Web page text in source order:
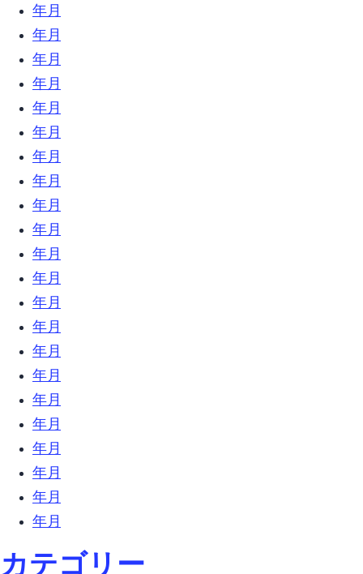
2019年7月 (9)
2019年6月 (23)
2019年5月 (6)
2019年4月 (12)
2019年3月 (18)
2019年2月 (17)
2019年1月 (34)
2018年12月 (18)
2018年11月 (17)
2018年10月 (16)
2018年9月 (17)
2018年8月 (13)
2018年7月 (32)
2018年6月 (23)
2018年5月 (26)
2018年4月 (10)
2018年3月 (18)
2018年2月 (31)
2018年1月 (27)
2017年12月 (9)
2017年11月 (6)
2017年10月 (27)
カテゴリー